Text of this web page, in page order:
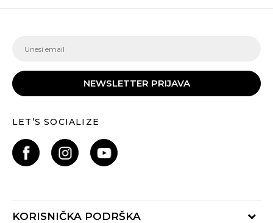
NEWSLETTER PRIJAVA
LET’S SOCIALIZE
KORISNIČKA PODRŠKA